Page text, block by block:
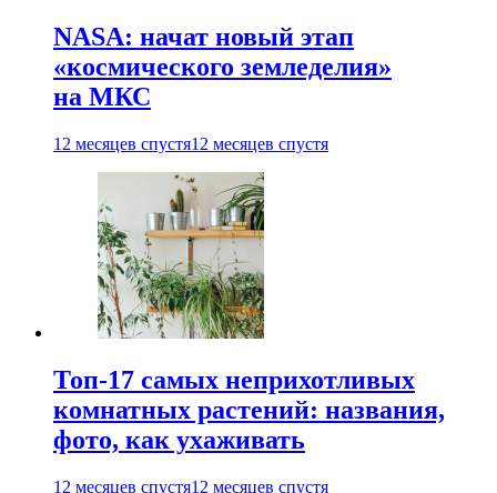
NASA: начат новый этап
«космического земледелия»
на МКС
12 месяцев спустя12 месяцев спустя
Топ-17 самых неприхотливых
комнатных растений: названия,
фото, как ухаживать
12 месяцев спустя12 месяцев спустя